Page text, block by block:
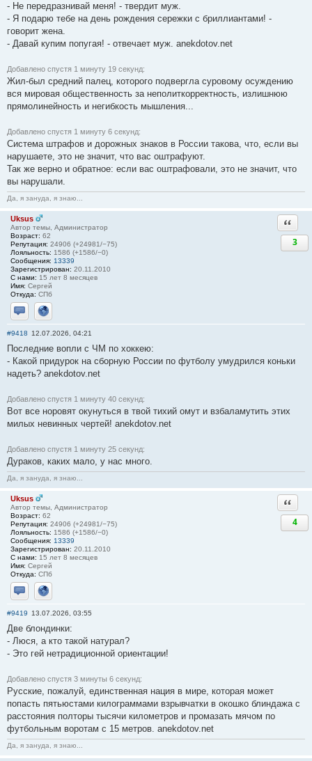
- Не передразнивай меня! - твердит муж.
- Я подарю тебе на день рождения сережки с бриллиантами! -
говорит жена.
- Давай купим попугая! - отвечает муж. anekdotov.net
Добавлено спустя 1 минуту 19 секунд:
Жил-был средний палец, которого подвергла суровому осуждению
вся мировая общественность за неполиткорректность, излишнюю
прямолинейность и негибкость мышления...
Добавлено спустя 1 минуту 6 секунд:
Система штрафов и дорожных знаков в России такова, что, если вы
нарушаете, это не значит, что вас оштрафуют.
Так же верно и обратное: если вас оштрафовали, это не значит, что
вы нарушали.
Да, я зануда, я знаю...
Uksus
Автор темы, Администратор
Возраст: 62
Репутация: 24906 (+24981/−75)
Лояльность: 1586 (+1586/−0)
Сообщения: 13339
Зарегистрирован: 20.11.2010
С нами: 15 лет 8 месяцев
Имя: Сергей
Откуда: СПб
Отправить личное сообщение
Сайт
3
#9418 12.07.2026, 04:21
Последние вопли с ЧМ по хоккею:
- Какой придурок на сборную России по футболу умудрился коньки
надеть? anekdotov.net
Добавлено спустя 1 минуту 40 секунд:
Вот все норовят окунуться в твой тихий омут и взбаламутить этих
милых невинных чертей! anekdotov.net
Добавлено спустя 1 минуту 25 секунд:
Дураков, каких мало, у нас много.
Да, я зануда, я знаю...
Uksus
Автор темы, Администратор
Возраст: 62
Репутация: 24906 (+24981/−75)
Лояльность: 1586 (+1586/−0)
Сообщения: 13339
Зарегистрирован: 20.11.2010
С нами: 15 лет 8 месяцев
Имя: Сергей
Откуда: СПб
Отправить личное сообщение
Сайт
4
#9419 13.07.2026, 03:55
Две блондинки:
- Люся, а кто такой натурал?
- Это гей нетрадиционной ориентации!
Добавлено спустя 3 минуты 6 секунд:
Русские, пожалуй, единственная нация в мире, которая может
попасть пятьюстами килограммами взрывчатки в окошко блиндажа с
расстояния полторы тысячи километров и промазать мячом по
футбольным воротам с 15 метров. anekdotov.net
Да, я зануда, я знаю...